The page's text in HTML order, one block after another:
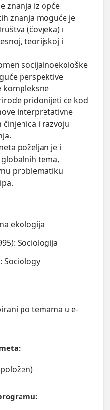
znanja iz opće
znanja moguće je
(čovjeka) i
teorijskoj i
socijalnoekološke
perspektive
kompleksne
pridonijeti će kod
interpretativne
i razvoju
poželjan je i
tema,
problematiku
ekologija
Sociologija
Sociology
po temama u e-